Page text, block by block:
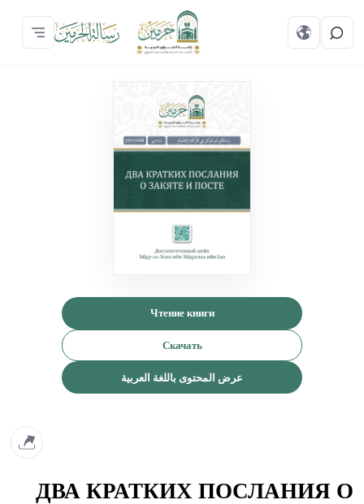
Чтение книги
Скачать
عرض المحتوى باللغة العربية
ДВА КРАТКИХ ПОСЛАНИЯ О